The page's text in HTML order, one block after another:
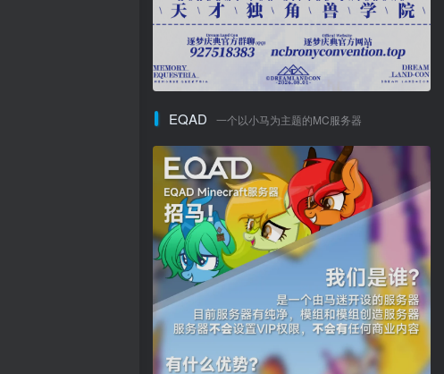
EQAD 一个以小马为主题的MC服务器